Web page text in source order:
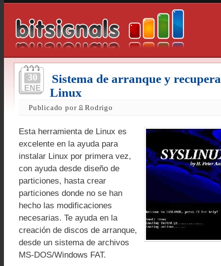
30
ENE
Sistema de arranque y
Linux
Publicado por Rodrigo
Esta herramienta de Linux es
excelente en la ayuda para
instalar Linux por primera vez,
con ayuda desde diseño de
particiones, hasta crear
particiones donde no se han
hecho las modificaciones
necesarias. Te ayuda en la
creación de discos de arranque,
desde un sistema de archivos
MS-DOS/Windows FAT.